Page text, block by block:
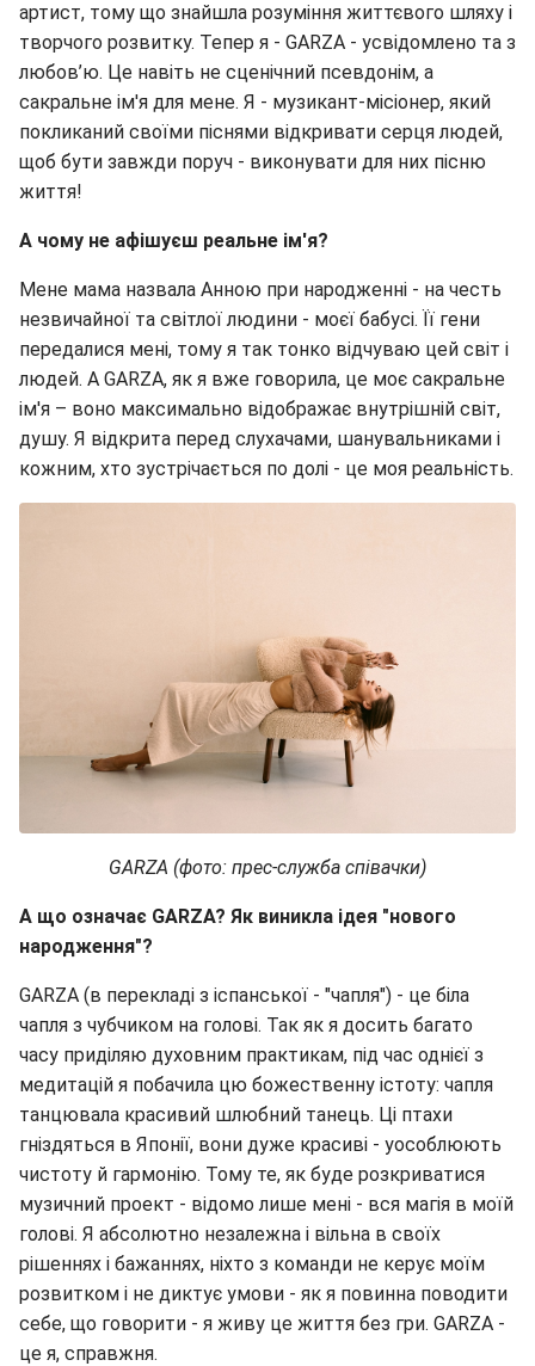
артист, тому що знайшла розуміння життєвого шляху і
творчого розвитку. Тепер я - GARZA - усвідомлено та з
любов’ю. Це навіть не сценічний псевдонім, а
сакральне ім'я для мене. Я - музикант-місіонер, який
покликаний своїми піснями відкривати серця людей,
щоб бути завжди поруч - виконувати для них пісню
життя!
А чому не афішуєш реальне ім'я?
Мене мама назвала Анною при народженні - на честь
незвичайної та світлої людини - моєї бабусі. Її гени
передалися мені, тому я так тонко відчуваю цей світ і
людей. А GARZA, як я вже говорила, це моє сакральне
ім'я – воно максимально відображає внутрішній світ,
душу. Я відкрита перед слухачами, шанувальниками і
кожним, хто зустрічається по долі - це моя реальність.
GARZA (фото: прес-служба співачки)
А що означає GARZA? Як виникла ідея "нового
народження"?
GARZA (в перекладі з іспанської - "чапля") - це біла
чапля з чубчиком на голові. Так як я досить багато
часу приділяю духовним практикам, під час однієї з
медитацій я побачила цю божественну істоту: чапля
танцювала красивий шлюбний танець. Ці птахи
гніздяться в Японії, вони дуже красиві - уособлюють
чистоту й гармонію. Тому те, як буде розкриватися
музичний проект - відомо лише мені - вся магія в моїй
голові. Я абсолютно незалежна і вільна в своїх
рішеннях і бажаннях, ніхто з команди не керує моїм
розвитком і не диктує умови - як я повинна поводити
себе, що говорити - я живу це життя без гри. GARZA -
це я, справжня.